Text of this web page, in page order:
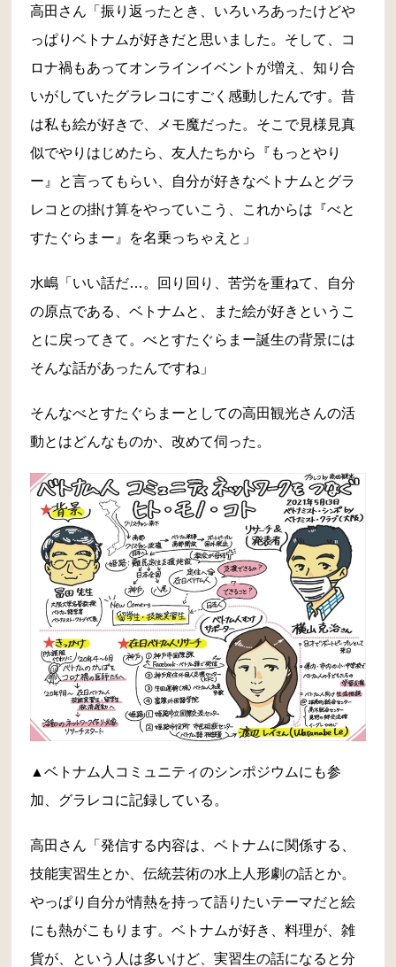
高田さん「振り返ったとき、いろいろあったけどや
っぱりベトナムが好きだと思いました。そして、コ
ロナ禍もあってオンラインイベントが増え、知り合
いがしていたグラレコにすごく感動したんです。昔
は私も絵が好きで、メモ魔だった。そこで見様見真
似でやりはじめたら、友人たちから『もっとやり
ー』と言ってもらい、自分が好きなベトナムとグラ
レコとの掛け算をやっていこう、これからは『べと
すたぐらまー』を名乗っちゃえと」
水嶋「いい話だ…。回り回り、苦労を重ねて、自分
の原点である、ベトナムと、また絵が好きというこ
とに戻ってきて。べとすたぐらまー誕生の背景には
そんな話があったんですね」
そんなべとすたぐらまーとしての高田観光さんの活
動とはどんなものか、改めて伺った。
▲ベトナム人コミュニティのシンポジウムにも参
加、グラレコに記録している。
高田さん「発信する内容は、ベトナムに関係する、
技能実習生とか、伝統芸術の水上人形劇の話とか。
やっぱり自分が情熱を持って語りたいテーマだと絵
にも熱がこもります。ベトナムが好き、料理が、雑
貨が、という人は多いけど、実習生の話になると分